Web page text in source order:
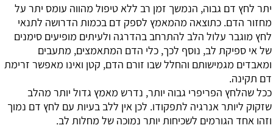
יתר לחץ דם גבוה, הנמשך זמן רב ללא טיפול מהווה עומס יתר על
מחזור הדם. כתוצאה מהמאמץ לספק דם בכמות הדרושה לתנאי
לחץ מוגבר עלול הלב להתרחב בהדרגה ולעיתים מופיעים סימנים
של אי ספיקת לב, נוסף לכך, כלי הדם המתאמצים, מתעבים
ומאבדים מגמישותם והחלל שבו זורם הדם, קטן ואינו מאפשר זרימת
דם תקינה.
ככל שהלחץ הפריפרי גבוה יותר, נדרש מאמץ גדול יותר מהלב
שזקוק ליותר אנרגיה לתפקודו. לכן אין ללב בעיות עם לחץ דם נמוך
וזהו אחד הגורמים לשכיחות יותר נמוכה של מחלות לב.